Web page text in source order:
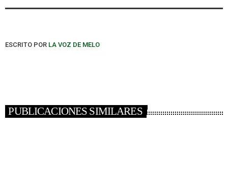
ESCRITO POR LA VOZ DE MELO
PUBLICACIONES SIMILARES